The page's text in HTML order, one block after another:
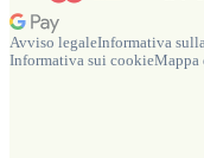
Avviso legaleInformativa
Informativa sui cookieMappa